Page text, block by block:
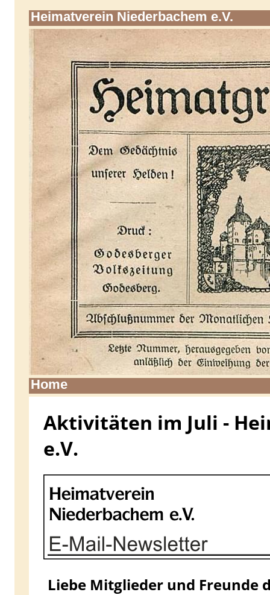
Heimatverein Niederbachem e.V.
Home
Aktivitäten im Juli -
e.V.
Liebe Mitglieder und Freunde